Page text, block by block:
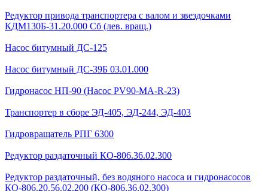
Редуктор привода транспортера с валом и звездочками
КДМ130Б-31.20.000 Сб (лев. вращ.)
Насос битумный ДС-125
Насос битумный ДС-39Б 03.01.000
Гидронасос НП-90 (Насос PV90-MA-R-23)
Транспортер в сборе ЭД-405, ЭД-244, ЭД-403
Гидровращатель РПГ 6300
Редуктор раздаточный КО-806.36.02.300
Редуктор раздаточный, без водяного насоса и гидронасосов
КО-806.20.56.02.200 (КО-806.36.02.300)